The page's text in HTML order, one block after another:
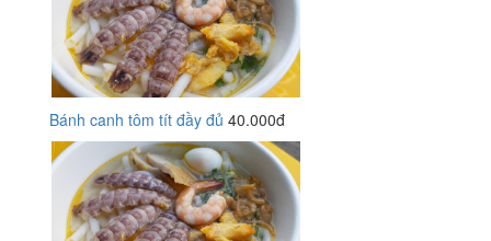
Bánh canh tôm tít đầy đủ 40.000đ